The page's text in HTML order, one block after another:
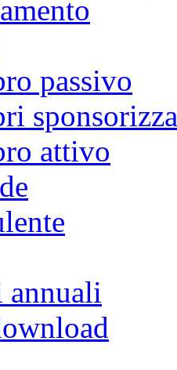
passivo
attivo
annuali